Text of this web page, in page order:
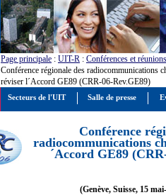
Page principale : UIT-R : Conférences et réunions
Conférence régionale des radiocommunications
réviser l´Accord GE89 (CRR-06-Rev.GE89)
Conférence
radiocommunications
´Accord GE89
(Genève, Suisse, 15
Secteurs de l'UIT Salle de presse